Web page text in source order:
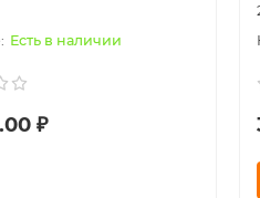
Есть в наличии
₽